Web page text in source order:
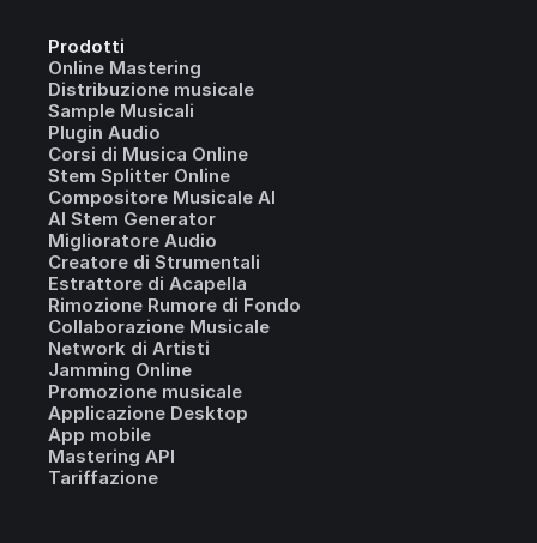
Prodotti
Online Mastering
Distribuzione musicale
Sample Musicali
Plugin Audio
Corsi di Musica Online
Stem Splitter Online
Compositore Musicale AI
AI Stem Generator
Miglioratore Audio
Creatore di Strumentali
Estrattore di Acapella
Rimozione Rumore di Fondo
Collaborazione Musicale
Network di Artisti
Jamming Online
Promozione musicale
Applicazione Desktop
App mobile
Mastering API
Tariffazione